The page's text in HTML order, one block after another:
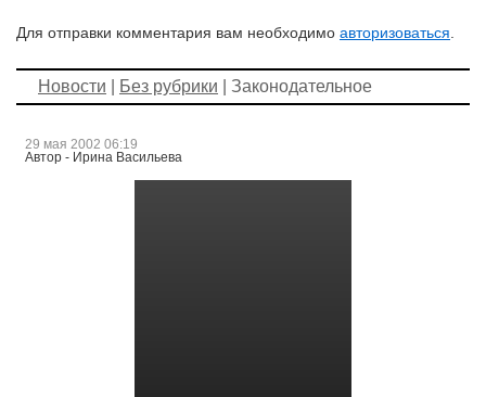
Для отправки комментария вам необходимо авторизоваться
Новости Без рубрики | Законодательное
29 мая 2002 06:19
Автор - Ирина Васильева